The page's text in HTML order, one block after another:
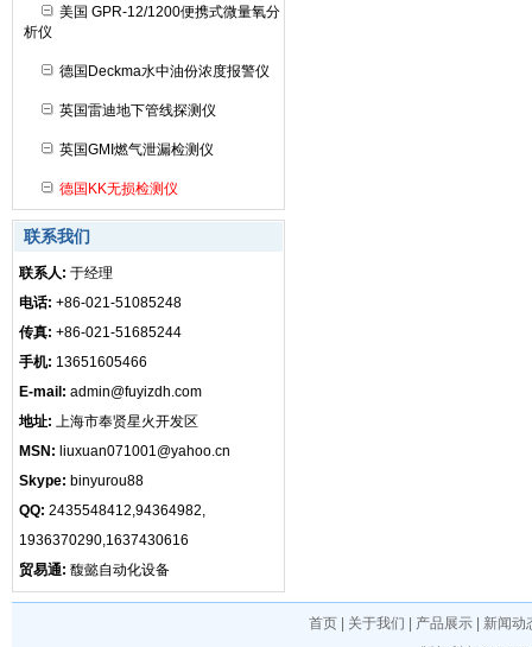
美国 GPR-12/1200便携式微量氧分
析仪
德国Deckma水中油份浓度报警仪
英国雷迪地下管线探测仪
英国GMI燃气泄漏检测仪
德国KK无损检测仪
联系我们
联系人: 于经理
电话: +86-021-51085248
传真: +86-021-51685244
手机: 13651605466
E-mail: admin@fuyizdh.com
地址: 上海市奉贤星火开发区
MSN: liuxuan071001@yahoo.cn
Skype: binyurou88
QQ: 2435548412,94364982,
1936370290,1637430616
贸易通: 馥懿自动化设备
首页 关于我们 产品展示
新闻动